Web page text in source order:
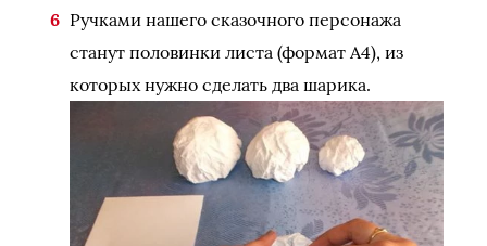
Ручками нашего сказочного персонажа
станут половинки листа (формат А4), из
которых нужно сделать два шарика.